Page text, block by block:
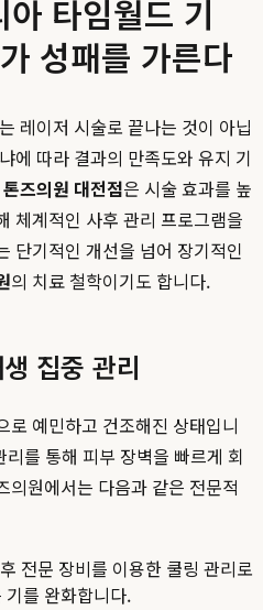
타임월드 기
성패를 가른다
레이저 시술로 끝나는 것이 아닙
에 따라 결과의 만족도와 유지 기
톤즈의원 대전점은 시술 효과를 높
체계적인 사후 관리 프로그램을
단기적인 개선을 넘어 장기적인
의 치료 철학이기도 합니다.
집중 관리
로 예민하고 건조해진 상태입니
를 통해 피부 장벽을 빠르게 회
의원에서는 다음과 같은 전문적
전문 장비를 이용한 쿨링 관리로
를 완화합니다.